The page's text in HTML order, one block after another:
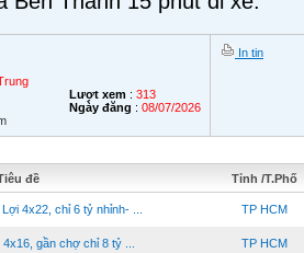
Lượt xem : 313
Ngày đăng : 08/07/2026
In tin
đề Tỉnh /T.Phố
4x22, chỉ 6 tỷ nhỉnh- ... TP HCM
gần chợ chỉ 8 tỷ ... TP HCM